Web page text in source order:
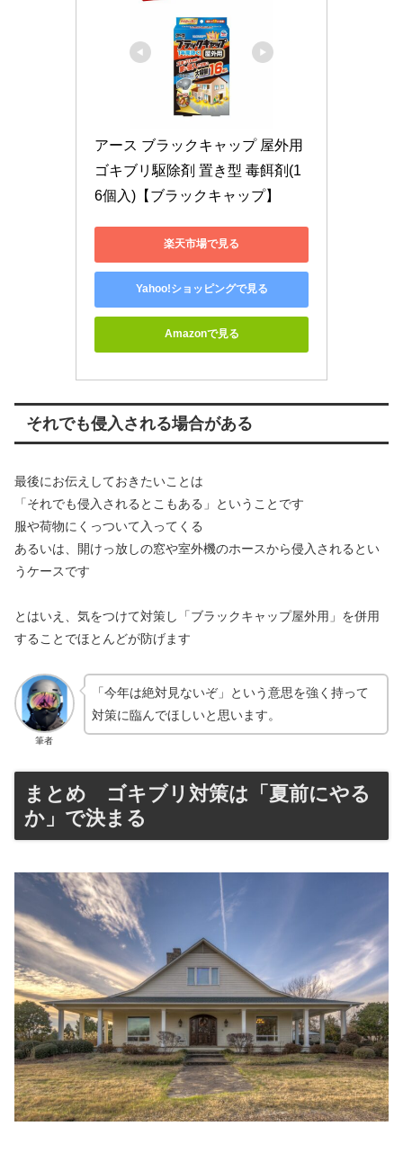
アース ブラックキャップ 屋外用
ゴキブリ駆除剤 置き型 毒餌剤(1
6個入)【ブラックキャップ】
楽天市場で見る
Yahoo!ショッピングで見る
Amazonで見る
それでも侵入される場合がある
最後にお伝えしておきたいことは
「それでも侵入されるとこもある」ということです
服や荷物にくっついて入ってくる
あるいは、開けっ放しの窓や室外機のホースから侵入されるとい
うケースです
とはいえ、気をつけて対策し「ブラックキャップ屋外用」を併用
することでほとんどが防げます
筆者
「今年は絶対見ないぞ」という意思を強く持って
対策に臨んでほしいと思います。
まとめ ゴキブリ対策は「夏前にやる
か」で決まる